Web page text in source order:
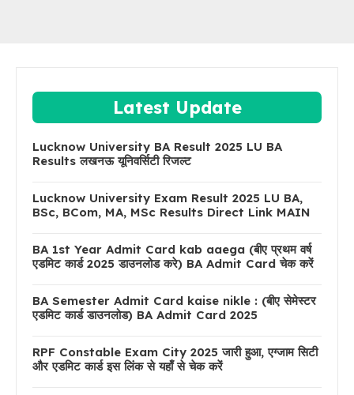
Latest Update
Lucknow University BA Result 2025 LU BA
Results लखनऊ यूनिवर्सिटी रिजल्ट
Lucknow University Exam Result 2025 LU BA,
BSc, BCom, MA, MSc Results Direct Link MAIN
BA 1st Year Admit Card kab aaega (बीए प्रथम वर्ष
एडमिट कार्ड 2025 डाउनलोड करे) BA Admit Card चेक करें
BA Semester Admit Card kaise nikle : (बीए सेमेस्टर
एडमिट कार्ड डाउनलोड) BA Admit Card 2025
RPF Constable Exam City 2025 जारी हुआ, एग्जाम सिटी
और एडमिट कार्ड इस लिंक से यहाँ से चेक करें